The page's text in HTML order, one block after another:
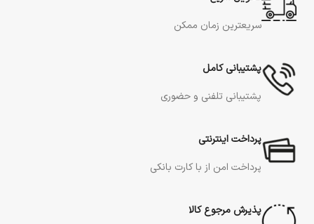
سریعترین زمان ممکن
پشتیبانی کامل
پشتیبانی تلفنی و حضوری
پرداخت اینترنتی
پرداخت امن از با کارت بانکی
پذیرش مرجوع کالا